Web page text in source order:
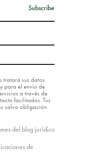
tratará sus datos
para el envío de
a través de
facilitados. Tus
salvo obligación
del blog jurídico
de